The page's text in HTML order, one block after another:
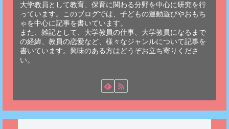
大学教員として教育、保育に関わる分野を中心に研究を行
っています。このブログでは、子どもの運動遊びやおもち
ゃを中心に記事を書いています。
また、雑記として、大学教員の仕事、大学教員になるまで
の経緯、教員の恋愛など、様々なジャンルについて記事を
書いています。興味のある方はどうぞお立ち寄りくださ
い。